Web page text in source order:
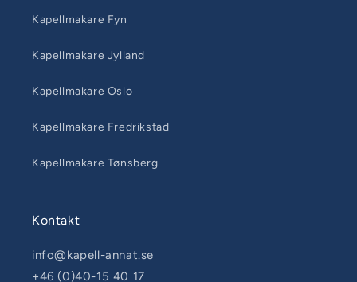
Kapellmakare Fyn
Kapellmakare Jylland
Kapellmakare Oslo
Kapellmakare Fredrikstad
Kapellmakare Tønsberg
Kontakt
info@kapell-annat.se
+46 (0)40-15 40 17